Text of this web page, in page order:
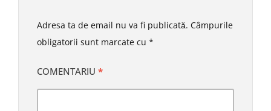
Adresa ta de email nu va fi publicată. Câmpurile
obligatorii sunt marcate cu *
COMENTARIU *